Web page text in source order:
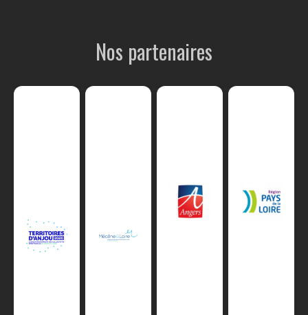
Nos partenaires